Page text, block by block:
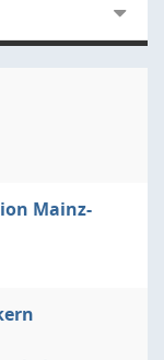
Mainz-